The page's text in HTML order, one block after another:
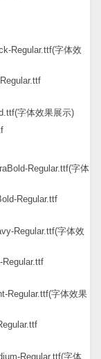
Regular.ttf
Regular.ttf